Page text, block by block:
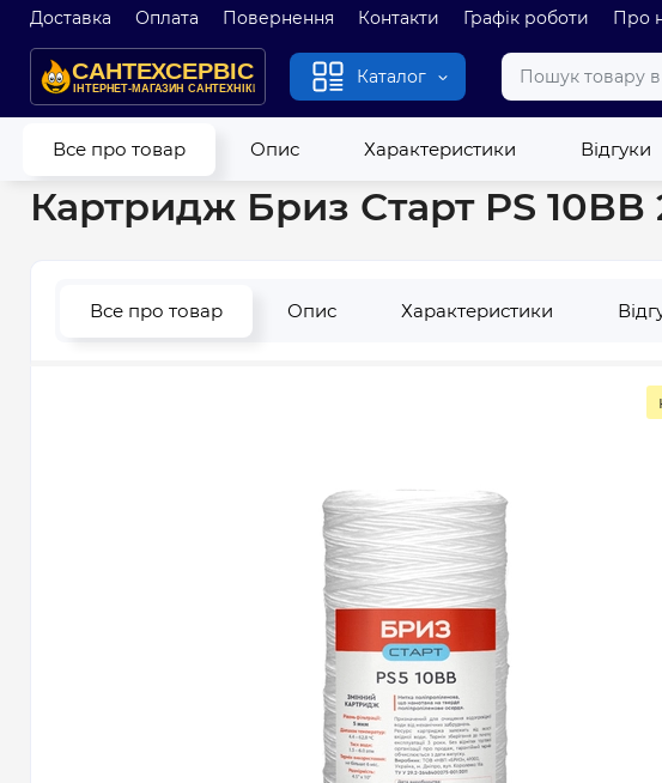
Доставка Оплата Повернення Контакти Графік роботи Про
Каталог
Все про товар Опис Характеристики Відгуки
Головна Фільтри для води Картриджі для фільтрів Картриджі для
Картридж Бриз Старт PS 10ВВ
Все про товар Опис Характеристики